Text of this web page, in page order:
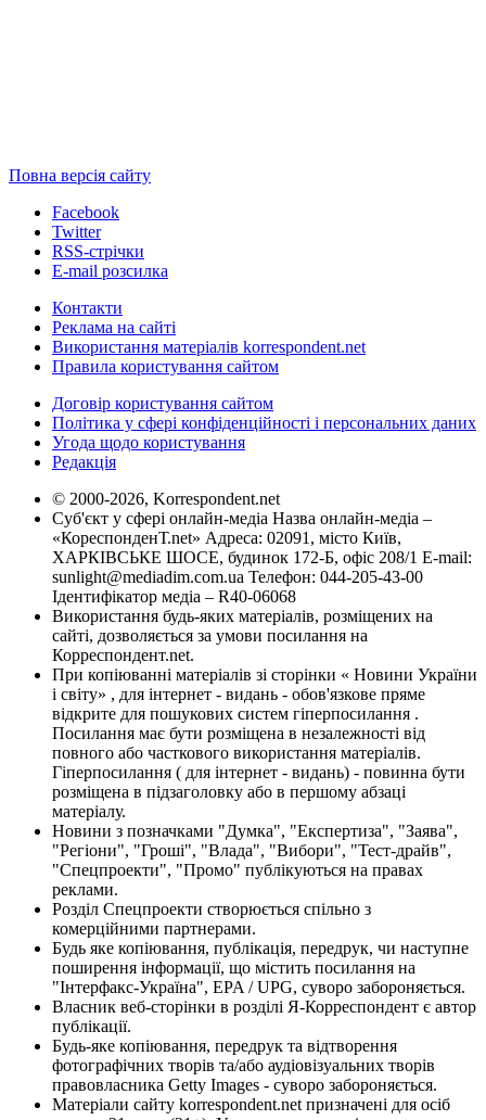
Повна версія сайту
Facebook
Twitter
RSS-стрічки
E-mail розсилка
Контакти
Реклама на сайті
Використання матеріалів korrespondent.net
Правила користування сайтом
Договір користування сайтом
Політика у сфері конфіденційності і персональних даних
Угода щодо користування
Редакція
© 2000-2026, Korrespondent.net
Суб'єкт у сфері онлайн-медіа Назва онлайн-медіа –
«КореспонденТ.net» Адреса: 02091, місто Київ,
ХАРКІВСЬКЕ ШОСЕ, будинок 172-Б, офіс 208/1 E-mail:
sunlight@mediadim.com.ua Телефон: 044-205-43-00
Ідентифікатор медіа – R40-06068
Використання будь-яких матеріалів, розміщених на
сайті, дозволяється за умови посилання на
Корреспондент.net.
При копіюванні матеріалів зі сторінки « Новини України
і світу» , для інтернет - видань - обов'язкове пряме
відкрите для пошукових систем гіперпосилання .
Посилання має бути розміщена в незалежності від
повного або часткового використання матеріалів.
Гіперпосилання ( для інтернет - видань) - повинна бути
розміщена в підзаголовку або в першому абзаці
матеріалу.
Новини з позначками "Думка", "Експертиза", "Заява",
"Регіони", "Гроші", "Влада", "Вибори", "Тест-драйв",
"Спецпроекти", "Промо" публікуються на правах
реклами.
Розділ Спецпроекти створюється спільно з
комерційними партнерами.
Будь яке копіювання, публікація, передрук, чи наступне
поширення інформації, що містить посилання на
"Інтерфакс-Україна", EPA / UPG, суворо забороняється.
Власник веб-сторінки в розділі Я-Корреспондент є автор
публікації.
Будь-яке копіювання, передрук та відтворення
фотографічних творів та/або аудіовізуальних творів
правовласника Getty Images - суворо забороняється.
Матеріали сайту korrespondent.net призначені для осіб